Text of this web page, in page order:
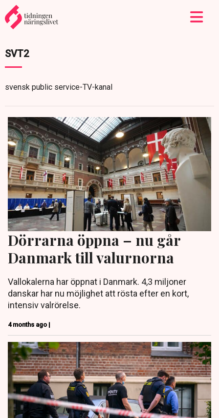
SVT2
svensk public service-TV-kanal
Dörrarna öppna – nu går
Danmark till valurnorna
Vallokalerna har öppnat i Danmark. 4,3 miljoner
danskar har nu möjlighet att rösta efter en kort,
intensiv valrörelse.
4 months ago |